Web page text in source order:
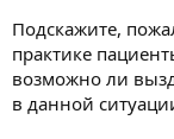
Подскажите,
практике
возможно ли
в данной